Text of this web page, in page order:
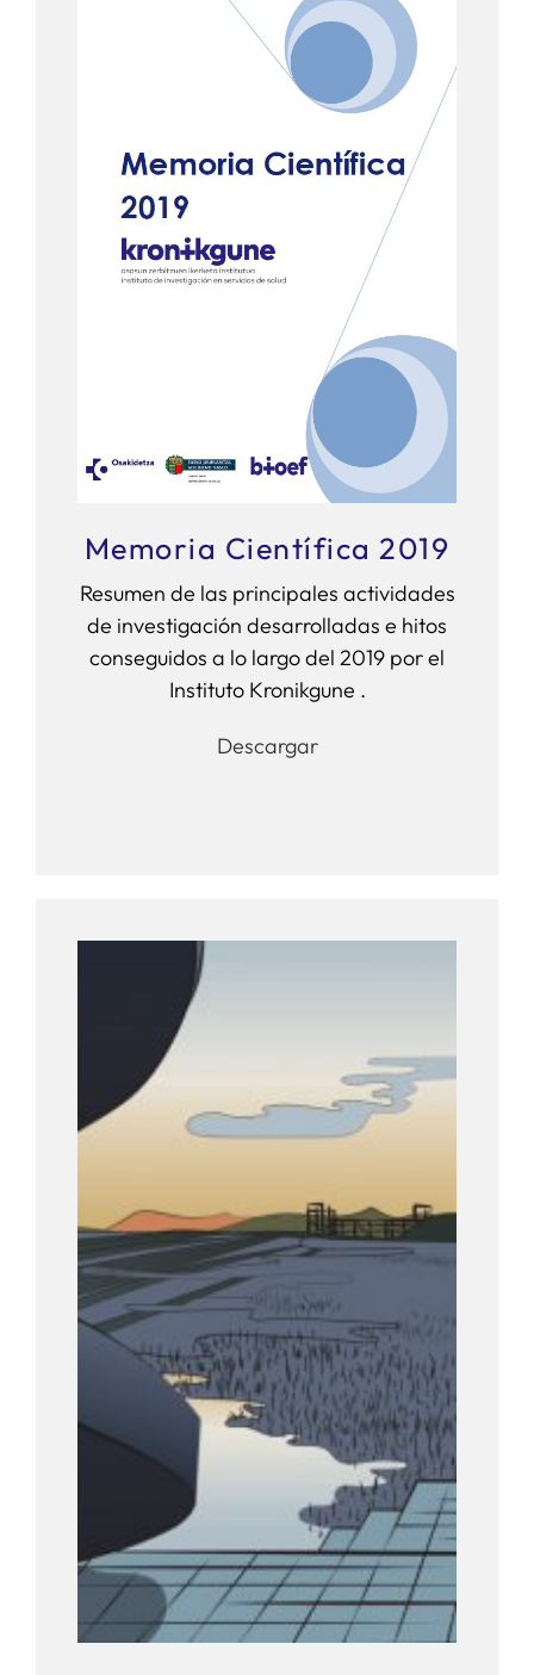
Memoria Científica 2019
Resumen de las principales actividades
de investigación desarrolladas e hitos
conseguidos a lo largo del 2019 por el
Instituto Kronikgune .
Descargar